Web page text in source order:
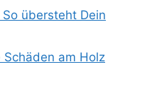
übersteht Dein
Schäden am Holz